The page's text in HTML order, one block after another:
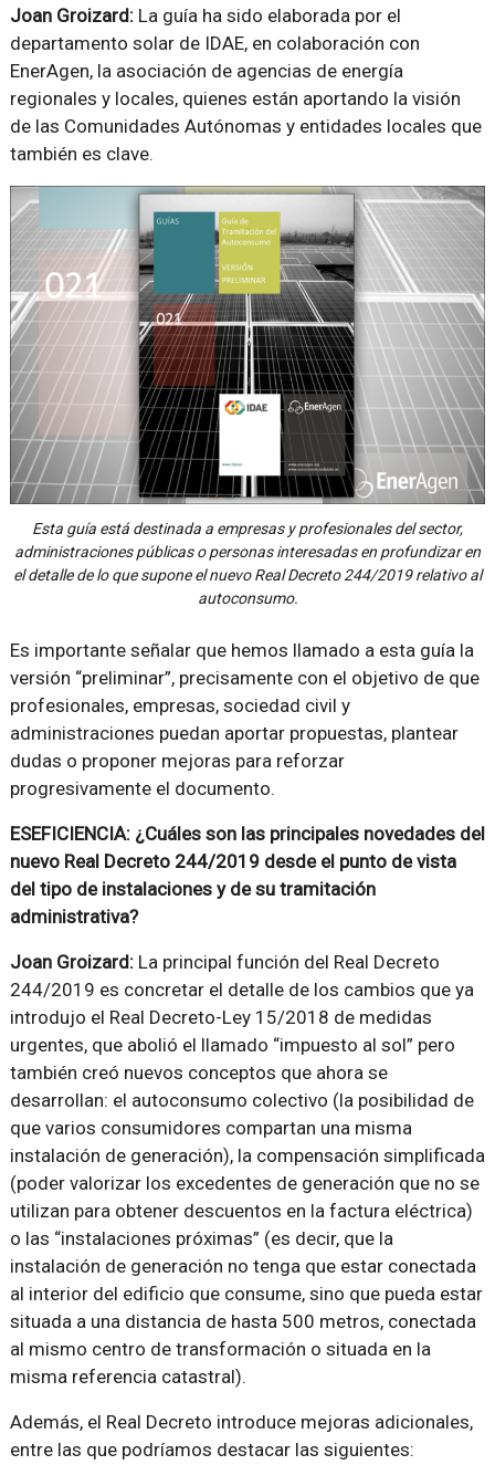
Joan Groizard:La guía ha sido elaborada por el
departamento solar de IDAE, en colaboración con
EnerAgen, la asociación de agencias de energía
regionales y locales, quienes están aportando la visión
de las Comunidades Autónomas y entidades locales que
también es clave.
Esta guía está destinada a empresas y profesionales del sector,
administraciones públicas o personas interesadas en profundizar en
el detalle de lo que supone el nuevo Real Decreto 244/2019 relativo al
autoconsumo.
Es importante señalar que hemos llamado a esta guía la
versión “preliminar”, precisamente con el objetivo de que
profesionales, empresas, sociedad civil y
administraciones puedan aportar propuestas, plantear
dudas o proponer mejoras para reforzar
progresivamente el documento.
ESEFICIENCIA: ¿Cuáles son las principales novedades del
nuevo Real Decreto 244/2019 desde el punto de vista
del tipo de instalaciones y de su tramitación
administrativa?
Joan Groizard:La principal función del Real Decreto
244/2019 es concretar el detalle de los cambios que ya
introdujo el Real Decreto-Ley 15/2018 de medidas
urgentes, que abolió el llamado “impuesto al sol” pero
también creó nuevos conceptos que ahora se
desarrollan: el autoconsumo colectivo (la posibilidad de
que varios consumidores compartan una misma
instalación de generación), la compensación simplificada
(poder valorizar los excedentes de generación que no se
utilizan para obtener descuentos en la factura eléctrica)
o las “instalaciones próximas” (es decir, que la
instalación de generación no tenga que estar conectada
al interior del edificio que consume, sino que pueda estar
situada a una distancia de hasta 500 metros, conectada
al mismo centro de transformación o situada en la
misma referencia catastral).
Además, el Real Decreto introduce mejoras adicionales,
entre las que podríamos destacar las siguientes: